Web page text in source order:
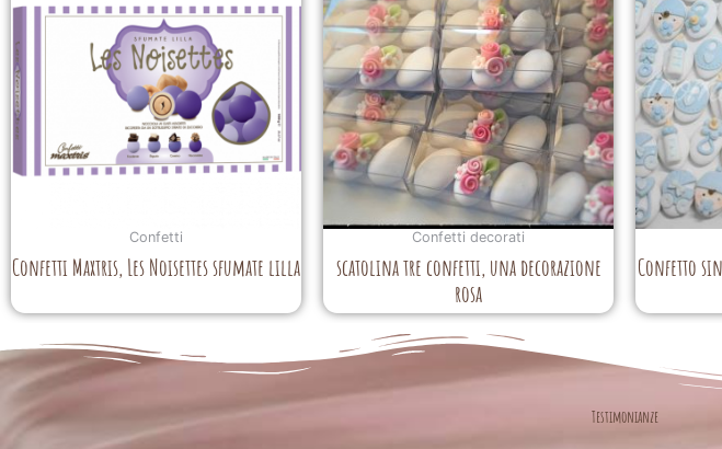
Confetti
Confetti Maxtris, Les Noisettes sfumate lilla
Confetti decorati
scatolina tre confetti, una decorazione
rosa
Confetto
Testimonianze